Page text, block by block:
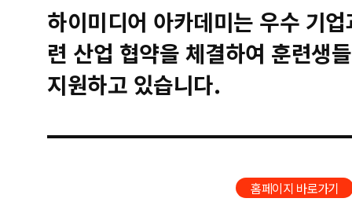
하이미디어 아카데미는 우수 기
련 산업 협약을 체결하여 훈련생
지원하고 있습니다.
홈페이지 바로가기